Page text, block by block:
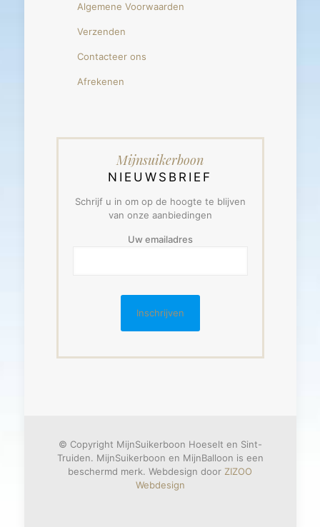
Algemene Voorwaarden
Verzenden
Contacteer ons
Afrekenen
Mijnsuikerboon
NIEUWSBRIEF
Schrijf u in om op de hoogte te blijven
van onze aanbiedingen
Uw emailadres
© Copyright MijnSuikerboon Hoeselt en Sint-
Truiden. MijnSuikerboon en MijnBalloon is een
beschermd merk. Webdesign door ZIZOO
Webdesign